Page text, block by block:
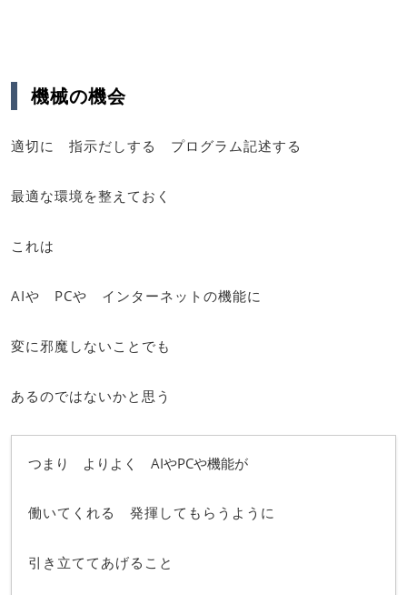
機械の機会
適切に 指示だしする プログラム記述する
最適な環境を整えておく
これは
AIや PCや インターネットの機能に
変に邪魔しないことでも
あるのではないかと思う
つまり よりよく AIやPCや機能が
働いてくれる 発揮してもらうように
引き立ててあげること